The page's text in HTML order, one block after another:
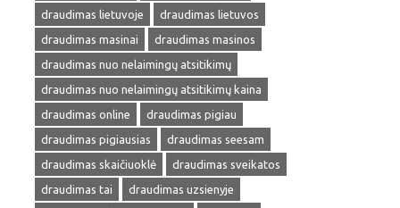
draudimas lietuvoje
draudimas lietuvos
draudimas masinai
draudimas masinos
draudimas nuo nelaimingų atsitikimų
draudimas nuo nelaimingų atsitikimų kaina
draudimas online
draudimas pigiau
draudimas pigiausias
draudimas seesam
draudimas skaičiuoklė
draudimas sveikatos
draudimas tai
draudimas uzsienyje